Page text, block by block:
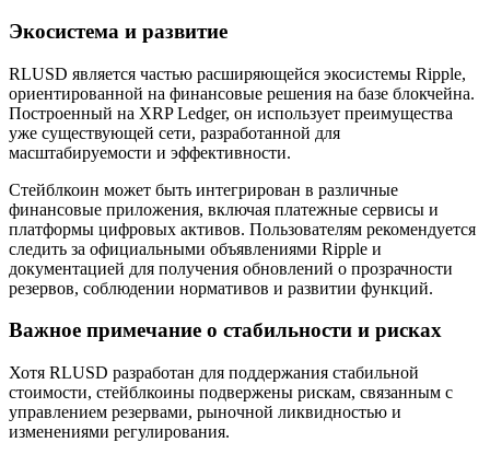
Заработок
Получайте конкурентные награды ежедневно
Экосистема и развитие
RLUSD является частью расширяющейся экосистемы Ripple,
ориентированной на финансовые решения на базе блокчейна.
Построенный на XRP Ledger, он использует преимущества
уже существующей сети, разработанной для
масштабируемости и эффективности.
Стейблкоин может быть интегрирован в различные
финансовые приложения, включая платежные сервисы и
платформы цифровых активов. Пользователям рекомендуется
следить за официальными объявлениями Ripple и
документацией для получения обновлений о прозрачности
резервов, соблюдении нормативов и развитии функций.
Важное примечание о стабильности и рисках
Хотя RLUSD разработан для поддержания стабильной
стоимости, стейблкоины подвержены рискам, связанным с
управлением резервами, рыночной ликвидностью и
изменениями регулирования.